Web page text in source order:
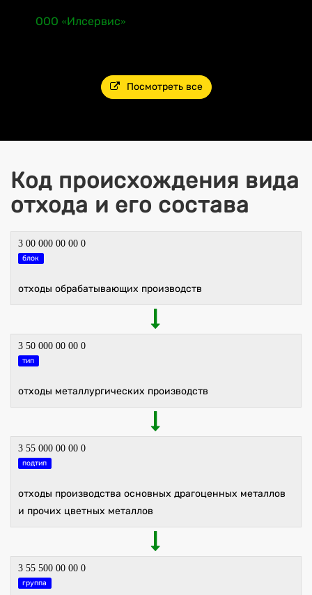
ООО «Илсервис»
Посмотреть все
Код происхождения вида
отхода и его состава
3 00 000 00 00 0
блок
отходы обрабатывающих производств
3 50 000 00 00 0
тип
отходы металлургических производств
3 55 000 00 00 0
подтип
отходы производства основных драгоценных металлов
и прочих цветных металлов
3 55 500 00 00 0
группа